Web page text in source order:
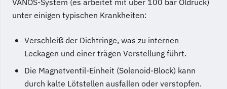
unter einigen typischen Krankheiten:
Verschleiß der Dichtringe, was zu internen
Leckagen und einer trägen Verstellung führt.
Die Magnetventil-Einheit (Solenoid-Block) kann
durch kalte Lötstellen ausfallen oder verstopfen.